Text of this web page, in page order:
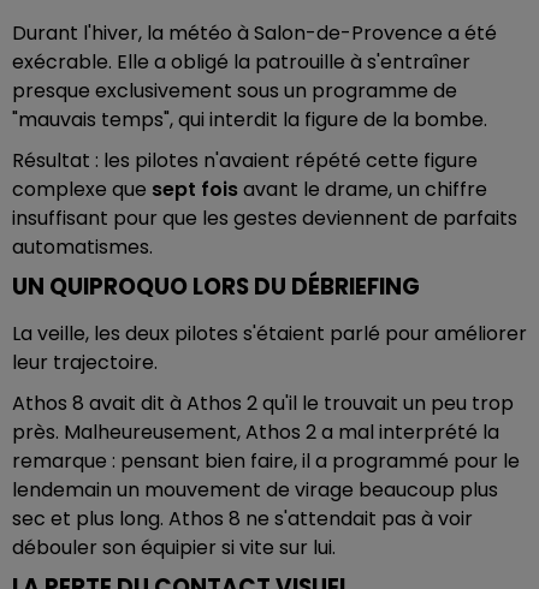
Durant l'hiver, la météo à Salon-de-Provence a été
exécrable. Elle a obligé la patrouille à s'entraîner
presque exclusivement sous un programme de
"mauvais temps", qui interdit la figure de la bombe.
Résultat : les pilotes n'avaient répété cette figure
complexe que sept foisavant le drame, un chiffre
insuffisant pour que les gestes deviennent de parfaits
automatismes.
UN QUIPROQUO LORS DU DÉBRIEFING
La veille, les deux pilotes s'étaient parlé pour améliorer
leur trajectoire.
Athos 8 avait dit à Athos 2 qu'il le trouvait un peu trop
près. Malheureusement, Athos 2 a mal interprété la
remarque : pensant bien faire, il a programmé pour le
lendemain un mouvement de virage beaucoup plus
sec et plus long. Athos 8 ne s'attendait pas à voir
débouler son équipier si vite sur lui.